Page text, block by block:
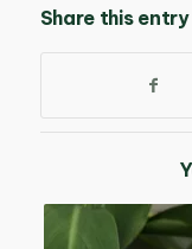
Share this entry